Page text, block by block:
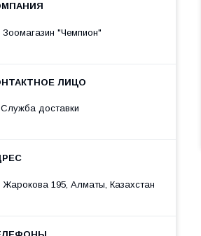
Зоомагазин "Чемпион"
Служба доставки
Жарокова 195, Алматы, Казахстан